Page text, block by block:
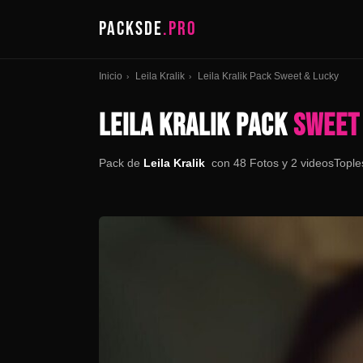
PACKSDE.PRO
Inicio › Leila Kralik › Leila Kralik Pack Sweet & Lucky
LEILA KRALIK PACK
Pack de Leila Kralik con 48 Fotos y 2